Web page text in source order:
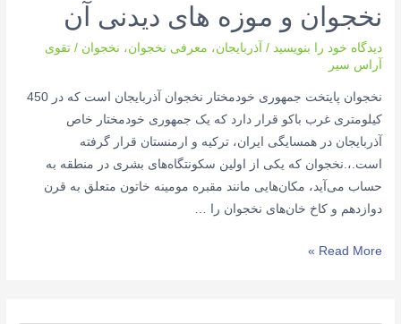
نبی
اصحاب
نخجوان و موزه های دیدنی آن
دیدگاه‌ خود را بنویسید / آذربایجان، معرفی نخجوان، نخجوان /تقوی
آراس سیر
نخجوان پایتخت جمهوری خودمختار نخجوان آذربایجان است که در 450
کیلومتری غرب باکو قرار دارد که یک جمهوری خودمختار خاص
آذربایجان در همسایگی ایران، ترکیه و ارمنستان قرار گرفته
است.،.نخجوان که یکی از اولین سکونتگاه‌های بشری در منطقه به
حساب می‌آید، مکان‌هایی مانند مقبره مومینه خاتون متعلق به قرن
دوازدهم و کاخ خان‌های نخجوان را …
نخجوان
Read More »